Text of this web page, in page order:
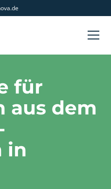
für
aus dem
in